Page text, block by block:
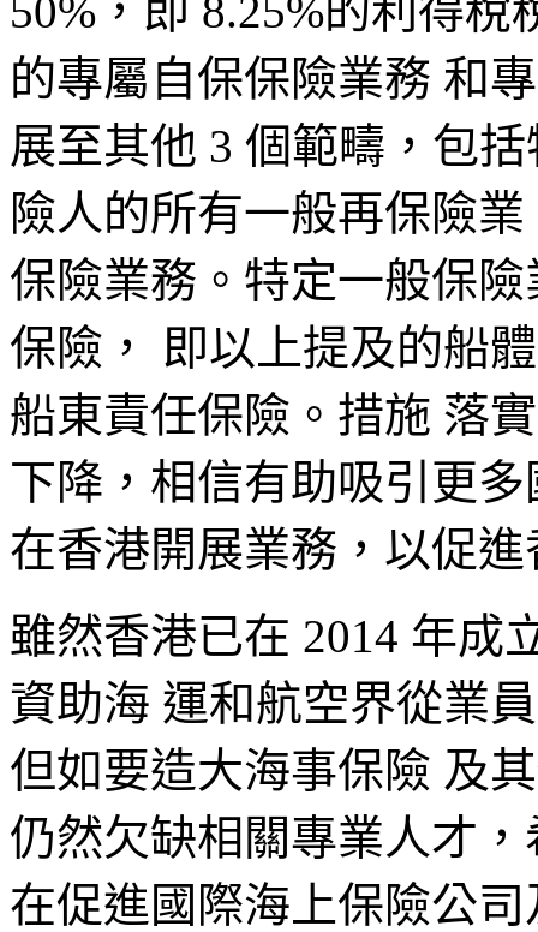
50%，即 8.25%的利得
的專屬自保保險業務 和
展至其他 3 個範疇，包
險人的所有一般再保險
保險業務。特定一般保
保險， 即以上提及的船
船東責任保險。措施 落
下降，相信有助吸引更
在香港開展業務，以促
雖然香港已在 2014 年成
資助海 運和航空界從業
但如要造大海事保險 及
仍然欠缺相關專業人才
在促進國際海上保險公